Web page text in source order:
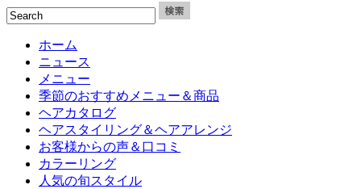
ホーム
ニュース
メニュー
季節のおすすめメニュー＆商品
ヘアカタログ
ヘアスタイリング＆ヘアアレンジ
お客様からの声＆口コミ
カラーリング
人気の旬スタイル